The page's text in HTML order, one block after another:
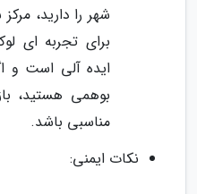
شهر را دارید،
برای تجربه ای
ایده آلی است و
بوهمی هستید،
مناسبی باشد.
نکات ایمنی: